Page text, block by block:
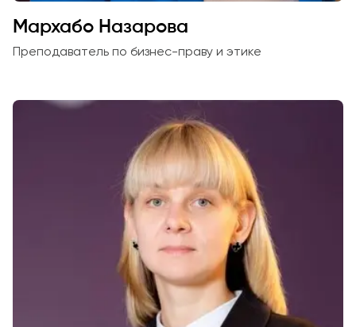
Мархабо Назарова
Преподаватель по бизнес-праву и этике